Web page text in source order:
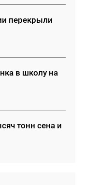
перекрыли
в школу на
тонн сена и